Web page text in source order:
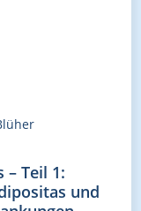
– Teil 1:
und